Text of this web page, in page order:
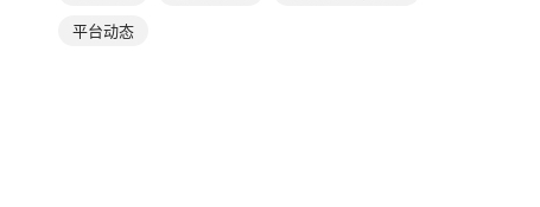
平台动态